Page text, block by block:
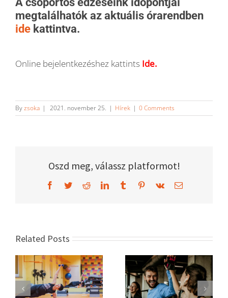
megtalálhatók az aktuális órarendben
ide kattintva.
Online bejelentkezéshez kattints Ide.
Byzsoka | 2021. november 25. | Hírek | 0 Comments
Oszd meg, válassz platformot!
Facebook
TwitterRedditLinkedInTumblrPinterest
Vk Email
Related Posts